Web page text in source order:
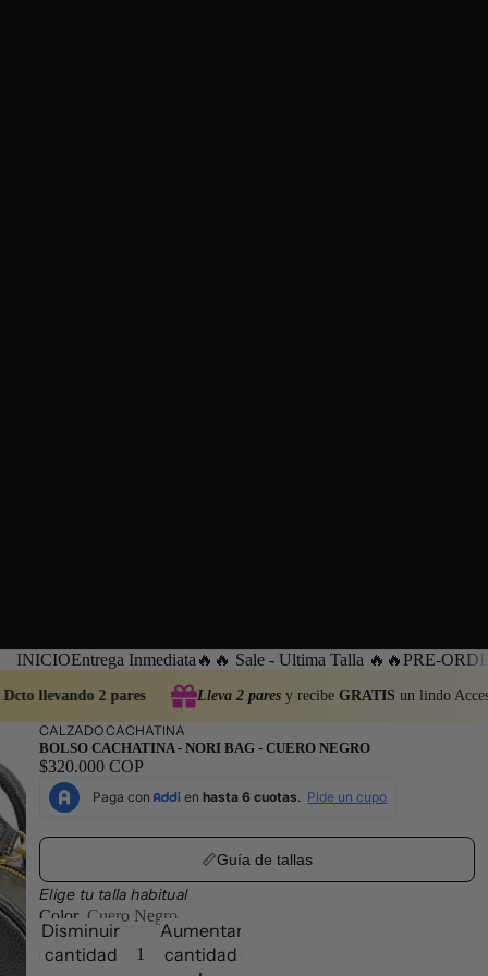
INICIOEntrega Inmediata 🔥🔥 Sale - Ultima Talla 🔥🔥PRE-
llevando 2 pares Lleva 2 pares y recibe GRATIS un lindo
CALZADO CACHATINA
BOLSO CACHATINA - NORI BAG - CUERO NEGRO
$320.000 COP
📏Guía de tallas
Elige tu talla habitual
Color Cuero Negro
Disminuir
cantidad
Aumentar
cantidad